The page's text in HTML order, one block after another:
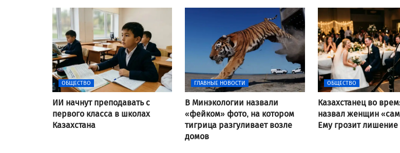
ОБЩЕСТВО
ИИ начнут преподавать с
первого класса в школах
Казахстана
ГЛАВНЫЕ НОВОСТИ
В Минэкологии назвали
«фейком» фото, на котором
тигрица разгуливает возле
домов
ОБЩЕСТВО
Казахстанец во
назвал женщин
Ему грозит